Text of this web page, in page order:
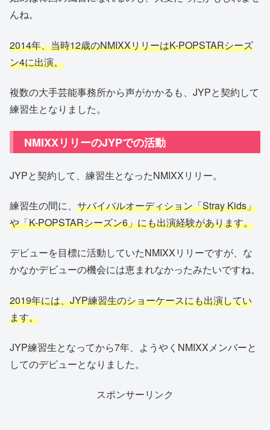
んね。
2014年、当時12歳のNMIXXリリーはK-POPSTARシーズ
ン4に出演。
複数の大手芸能事務所から声がかかるも、JYPと契約して
練習生となりました。
NMIXXリリーのJYPでの活動
JYPと契約して、練習生となったNMIXXリリー。
練習生の間に、 サバイバルオーディション「Stray Kids」
や「K-POPSTARシーズン6」にも出演経験があります。
デビューを目標に活動していたNMIXXリリーですが、な
かなかデビューの機会には恵まれなかったみたいですね。
2019年には、JYP練習生のショーケースにも出演してい
ます。
JYP練習生となってから7年、ようやくNMIXXメンバーと
してのデビューとなりました。
スポンサーリンク